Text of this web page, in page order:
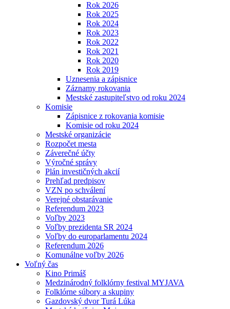
Rok 2026
Rok 2025
Rok 2024
Rok 2023
Rok 2022
Rok 2021
Rok 2020
Rok 2019
Uznesenia a zápisnice
Záznamy rokovania
Mestské zastupiteľstvo od roku 2024
Komisie
Zápisnice z rokovania komisie
Komisie od roku 2024
Mestské organizácie
Rozpočet mesta
Záverečné účty
Výročné správy
Plán investičných akcií
Prehľad predpisov
VZN po schválení
Verejné obstarávanie
Referendum 2023
Voľby 2023
Voľby prezidenta SR 2024
Voľby do europarlamentu 2024
Referendum 2026
Komunálne voľby 2026
Voľný čas
Kino Primáš
Medzinárodný folklórny festival MYJAVA
Folklórne súbory a skupiny
Gazdovský dvor Turá Lúka